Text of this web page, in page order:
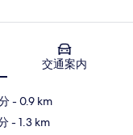
地図
交通案内
- 0.9 km
- 1.3 km